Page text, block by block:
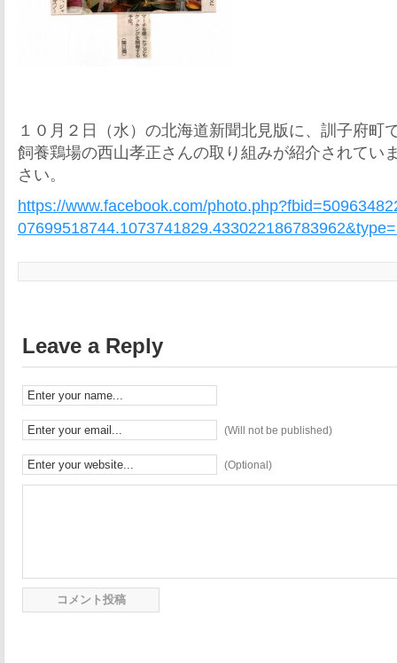
１０月２日（水）の北海道新聞北見版に、訓子府町
飼養鶏場の西山孝正さんの取り組みが紹介されてい
さい。
https://www.facebook.com/
Leave a Reply
(Will not be published)
(Optional)